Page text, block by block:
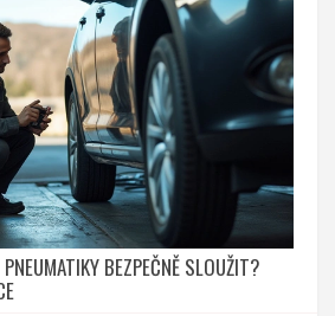
BEZPEČNĚ SLOUŽIT?